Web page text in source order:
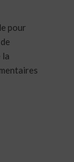
pour
la